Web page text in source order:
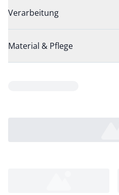
Verarbeitung
Material & Pflege